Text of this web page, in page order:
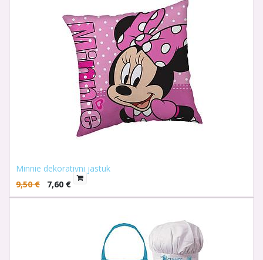
Minnie dekorativni jastuk
9,50€ 7,60 €